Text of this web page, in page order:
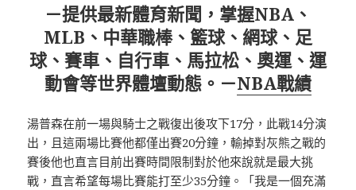
－提供最新體育新聞，掌握NBA、
MLB、中華職棒、籃球、網球、足
球、賽車、自行車、馬拉松、奧運、運
動會等世界體壇動態。－NBA戰績
湯普森在前一場與騎士之戰復出後攻下17分，此戰14分演
出，且這兩場比賽他都僅出賽20分鐘，輸掉對灰熊之戰的
賽後他也直言目前出賽時間限制對於他來說就是最大挑
戰，直言希望每場比賽能打至少35分鐘。「我是一個充滿